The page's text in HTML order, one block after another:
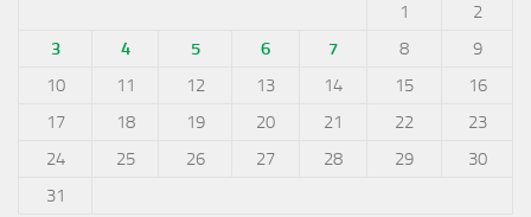
1
2
3
4 5 6 7 8
9
10
11 12 13 14 15
16
17
18 19 20 21 22
23
24
25 26 27 28 29
30
31